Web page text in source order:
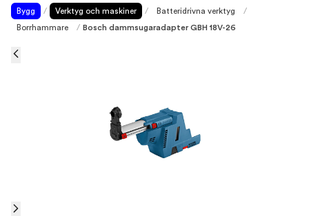
Bygg / Verktyg och maskiner / Batteridrivna verktyg
/
Borrhammare
/ Bosch dammsugaradapter GBH 18V-26